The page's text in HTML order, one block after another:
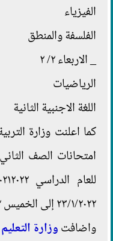
الفيزياء
الفلسفة والمنطق
_ الاربعاء ٢/ ٢
الرياضيات
اللغة الاجنبية الثانية
كما اعلنت وزارة
امتحانات الصف
٢٣/١/٢٠٢٢ إلى الخميس ٣/٢/٢٠٢٢
واضافتوزارة التعليم